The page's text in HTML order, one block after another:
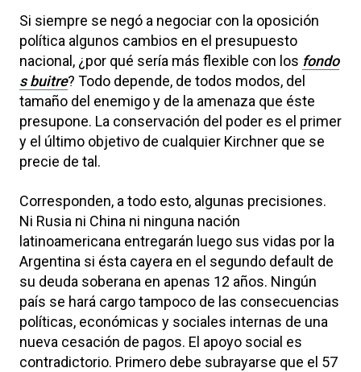
Si siempre se negó a negociar con la oposición
política algunos cambios en el presupuesto
nacional, ¿por qué sería más flexible con los fondo
s buitre? Todo depende, de todos modos, del
tamaño del enemigo y de la amenaza que éste
presupone. La conservación del poder es el primer
y el último objetivo de cualquier Kirchner que se
precie de tal.
Corresponden, a todo esto, algunas precisiones.
Ni Rusia ni China ni ninguna nación
latinoamericana entregarán luego sus vidas por la
Argentina si ésta cayera en el segundo default de
su deuda soberana en apenas 12 años. Ningún
país se hará cargo tampoco de las consecuencias
políticas, económicas y sociales internas de una
nueva cesación de pagos. El apoyo social es
contradictorio. Primero debe subrayarse que el 57